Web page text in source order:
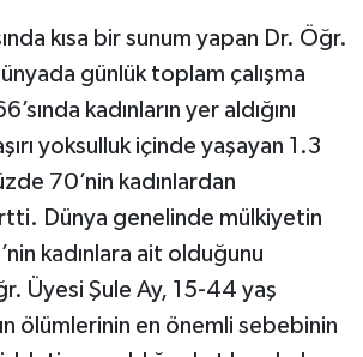
kısa bir sunum yapan Dr. Öğr.
günlük toplam çalışma
kadınların yer aldığını
yoksulluk içinde yaşayan 1.3
70’nin kadınlardan
Dünya genelinde mülkiyetin
kadınlara ait olduğunu
Üyesi Şule Ay, 15-44 yaş
ölümlerinin en önemli sebebinin